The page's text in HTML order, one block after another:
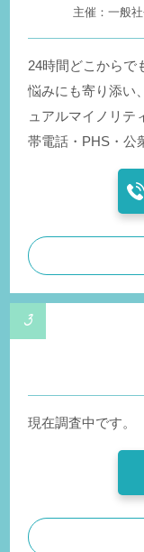
一般
24時間どこからで
悩みにも寄り添い
ュアルマイノリテ
帯電話・PHS・公
現在調査中です。